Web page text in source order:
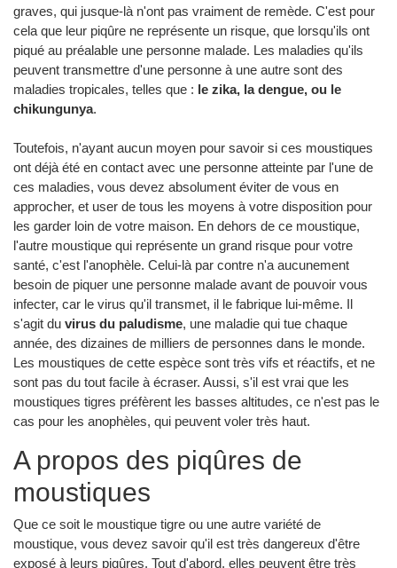
graves, qui jusque-là n'ont pas vraiment de remède. C'est pour
cela que leur piqûre ne représente un risque, que lorsqu'ils ont
piqué au préalable une personne malade. Les maladies qu'ils
peuvent transmettre d'une personne à une autre sont des
maladies tropicales, telles que : le zika, la dengue, ou le
chikungunya.
Toutefois, n'ayant aucun moyen pour savoir si ces moustiques
ont déjà été en contact avec une personne atteinte par l'une de
ces maladies, vous devez absolument éviter de vous en
approcher, et user de tous les moyens à votre disposition pour
les garder loin de votre maison. En dehors de ce moustique,
l'autre moustique qui représente un grand risque pour votre
santé, c'est l'anophèle. Celui-là par contre n'a aucunement
besoin de piquer une personne malade avant de pouvoir vous
infecter, car le virus qu'il transmet, il le fabrique lui-même. Il
s'agit du virus du paludisme, une maladie qui tue chaque
année, des dizaines de milliers de personnes dans le monde.
Les moustiques de cette espèce sont très vifs et réactifs, et ne
sont pas du tout facile à écraser. Aussi, s'il est vrai que les
moustiques tigres préfèrent les basses altitudes, ce n'est pas le
cas pour les anophèles, qui peuvent voler très haut.
A propos des piqûres de
moustiques
Que ce soit le moustique tigre ou une autre variété de
moustique, vous devez savoir qu'il est très dangereux d'être
exposé à leurs piqûres. Tout d'abord, elles peuvent être très